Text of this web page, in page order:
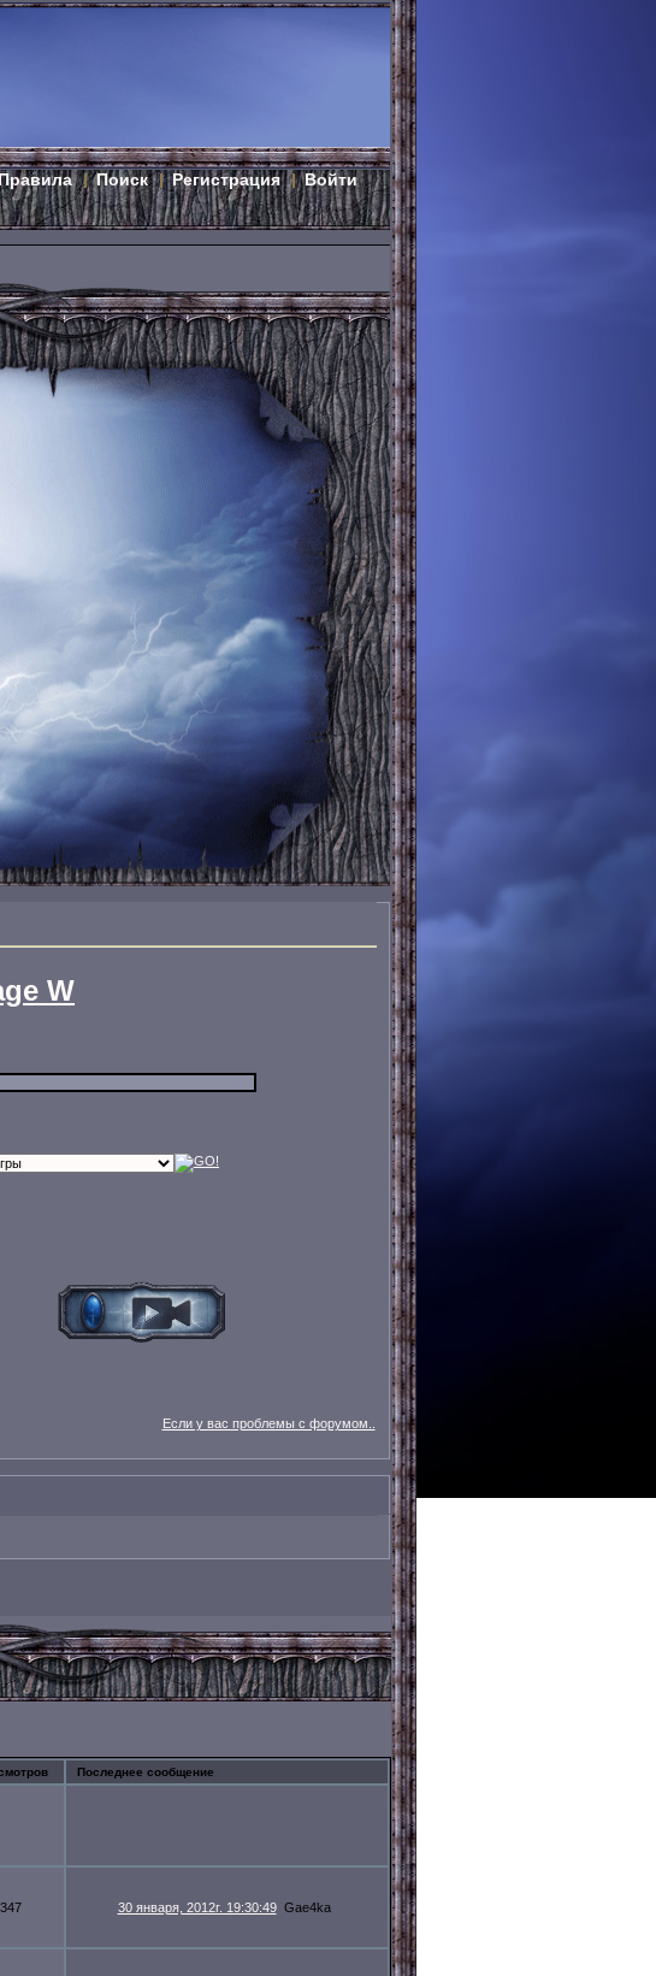
Поиск Регистрация Войти
W
Если у вас проблемы с форумом..
Последнее сообщение
347 30 января, 2012г. 19:30:49 Gae4ka